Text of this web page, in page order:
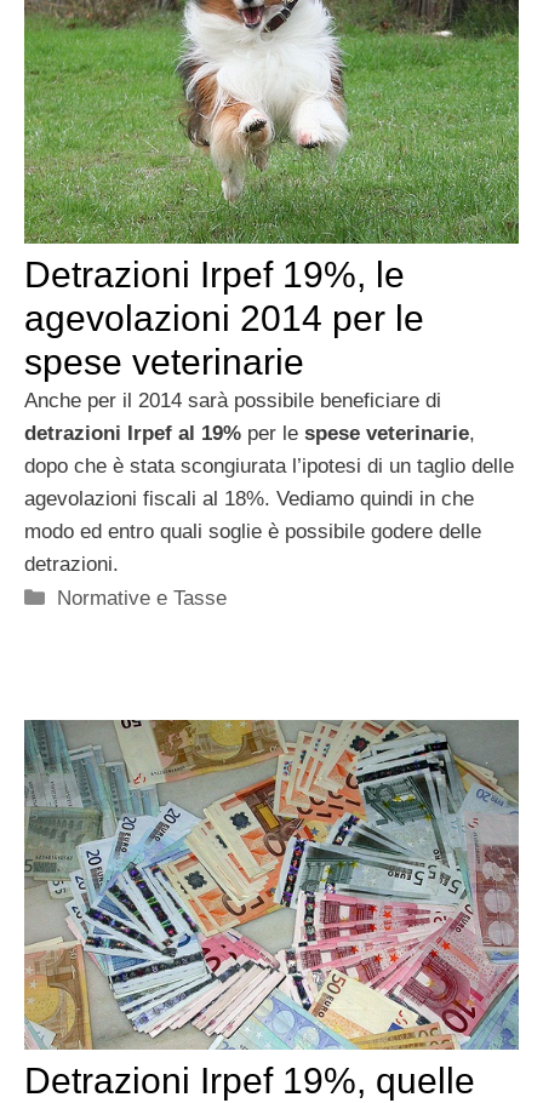
Detrazioni Irpef 19%, le
agevolazioni 2014 per le
spese veterinarie
Anche per il 2014 sarà possibile beneficiare di
detrazioni Irpef al 19% per le spese veterinarie,
dopo che è stata scongiurata l’ipotesi di un taglio delle
agevolazioni fiscali al 18%. Vediamo quindi in che
modo ed entro quali soglie è possibile godere delle
detrazioni.
Categorie
Normative e Tasse
Detrazioni Irpef 19%, quelle